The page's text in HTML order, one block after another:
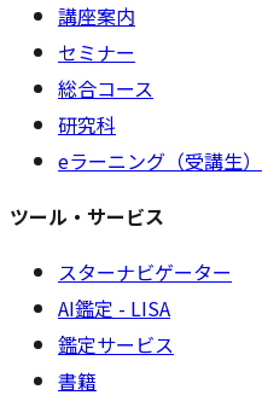
講座案内
セミナー
総合コース
研究科
eラーニング（受講生）
ツール・サービス
スターナビゲーター
AI鑑定 - LISA
鑑定サービス
書籍